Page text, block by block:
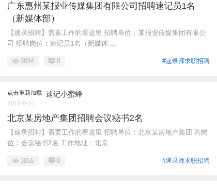
广东惠州某报业传媒集团有限公司招聘速记员1名
（新媒体部）
【速录招聘】需要工作的看这里 招聘单位：某报业传媒集团有限公
司 招聘岗位：速记员1名（新媒体 ...
#速录师求职招聘
3034 0
点击重新加载 速记小蜜蜂
2018-6-21
北京某房地产集团招聘会议秘书2名
【速录招聘】需要工作的看这里 招聘单位：北京某房地产集团 聘岗
位：会议秘书2名 工作地址：北京 ...
#速录师求职招聘
3055 0